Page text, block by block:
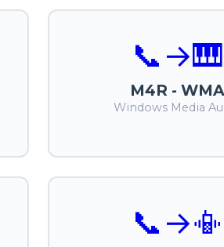
📞 →🎹
M4R - WMA
Windows Media
📞 →📳